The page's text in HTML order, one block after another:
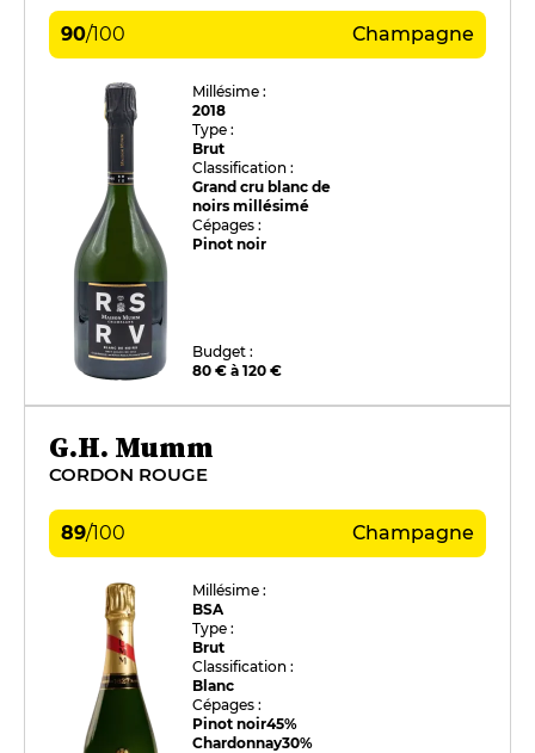
90/100 Champagne
Millésime :
2018
Type :
Brut
Classification :
Grand cru blanc de
noirs millésimé
Cépages :
Pinot noir
Budget :
80 € à 120 €
G.H. Mumm
CORDON ROUGE
89/100 Champagne
Millésime :
BSA
Type :
Brut
Classification :
Blanc
Cépages :
Pinot noir45%
Chardonnay30%